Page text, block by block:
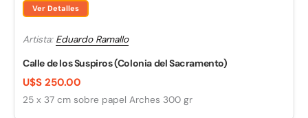
Ver Detalles
Artista: Eduardo Ramallo
Calle de los Suspiros (Colonia del Sacramento)
U$S 250.00
25 x 37 cm sobre papel Arches 300 gr